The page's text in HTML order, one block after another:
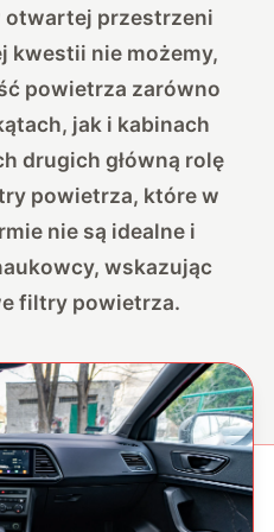
otwartej przestrzeni
kwestii nie możemy,
powietrza zarówno
jak i kabinach
drugich główną rolę
powietrza, które w
nie są idealne i
wskazując
filtry powietrza.